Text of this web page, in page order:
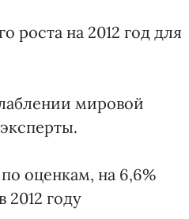
роста на 2012 год для
мировой
оценкам, на 6,6%
2012 году